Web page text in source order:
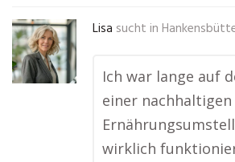
Lisa sucht in
Ich war lange auf
einer nachhaltigen
wirklich